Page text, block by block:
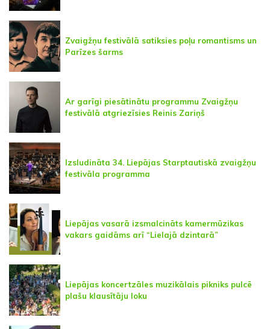
Zvaigžņu festivālā satiksies poļu romantisms un
Parīzes šarms
Ar garīgi piesātinātu programmu Zvaigžņu
festivālā atgriezīsies Reinis Zariņš
Izsludināta 34. Liepājas Starptautiskā zvaigžņu
festivāla programma
Liepājas vasarā izsmalcināts kamermūzikas
vakars gaidāms arī “Lielajā dzintarā”
Liepājas koncertzāles muzikālais pikniks pulcē
plašu klausītāju loku